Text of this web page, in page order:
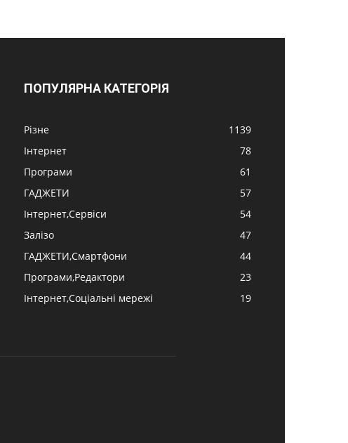
ПОПУЛЯРНА КАТЕГОРІЯ
Різне
1139
Інтернет
78
Програми
61
ГАДЖЕТИ
57
Інтернет,Сервіси
54
Залізо
47
ГАДЖЕТИ,Смартфони
44
Програми,Редактори
23
Інтернет,Соціальні мережі
19